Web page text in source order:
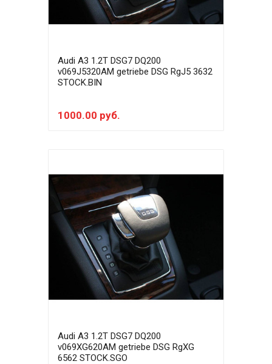
Audi A3 1.2T DSG7 DQ200
v069J5320AM getriebe DSG RgJ5 3632
STOCK.BIN
1000.00 руб.
Audi A3 1.2T DSG7 DQ200
v069XG620AM getriebe DSG RgXG
6562 STOCK.SGO